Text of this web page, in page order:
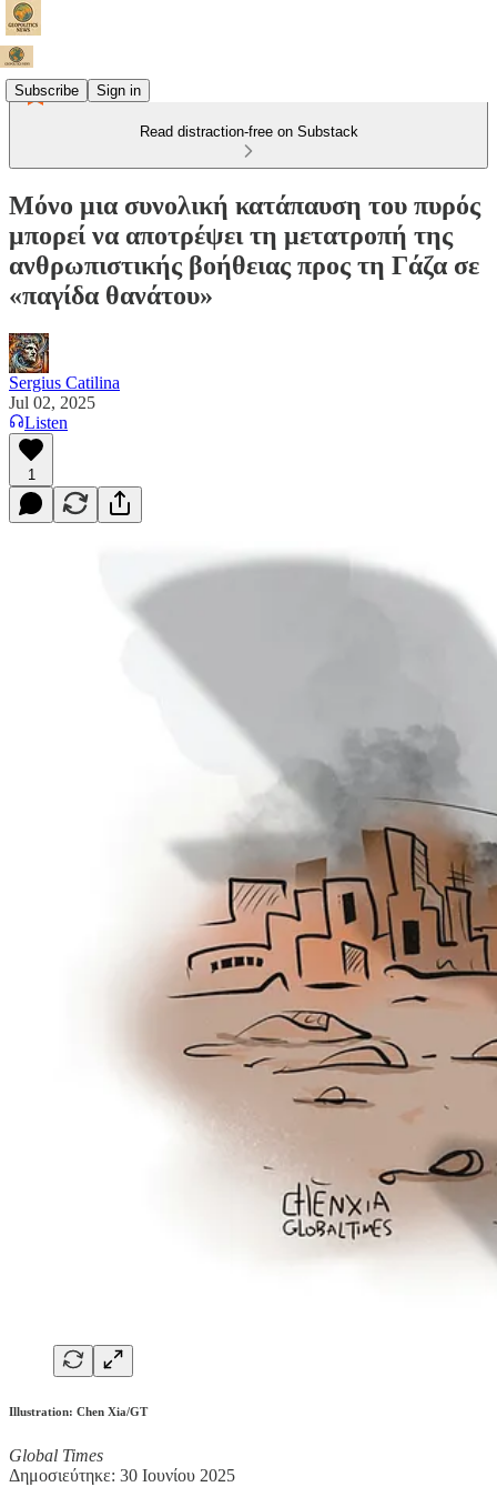
Subscribe Sign in
Read distraction-free on Substack
Μόνο μια συνολική κατάπαυση του πυρός
μπορεί να αποτρέψει τη μετατροπή της
ανθρωπιστικής βοήθειας προς τη Γάζα σε
«παγίδα θανάτου»
Sergius Catilina
Jul 02, 2025
Listen
1
Illustration: Chen Xia/GT
Global Times
Δημοσιεύτηκε: 30 Ιουνίου 2025